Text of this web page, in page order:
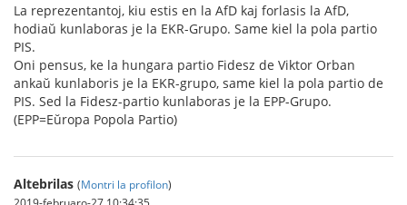
La reprezentantoj, kiu estis en la AfD kaj forlasis la AfD,
hodiaŭ kunlaboras je la EKR-Grupo. Same kiel la pola partio
PIS.
Oni pensus, ke la hungara partio Fidesz de Viktor Orban
ankaŭ kunlaboris je la EKR-grupo, same kiel la pola partio de
PIS. Sed la Fidesz-partio kunlaboras je la EPP-Grupo.
(EPP=Eŭropa Popola Partio)
Altebrilas (Montri la profilon)